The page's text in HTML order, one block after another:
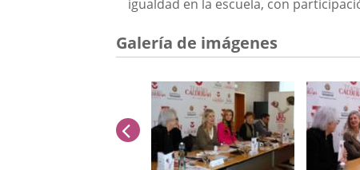
igualdad en la escuela, con
Galería de imágenes
anterior